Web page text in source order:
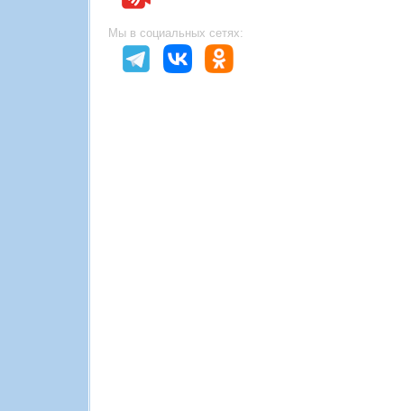
Мы в социальных сетях: